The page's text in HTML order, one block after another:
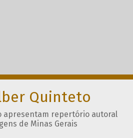
Quinteto
apresentam repertório autoral
de Minas Gerais